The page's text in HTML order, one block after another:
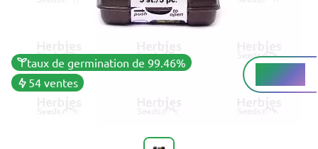
taux de germination de 99.46%
54 ventes
Faible%
THC